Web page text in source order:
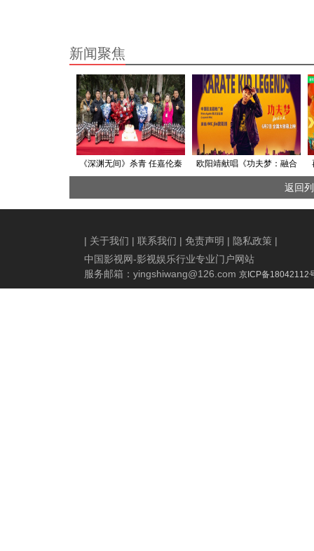
新闻聚焦
《深渊无间》杀青 任嘉伦秦
弈
欧阳靖献唱《功夫梦：融合
之道》中国区主题推广曲 讲
武魂传武道
返回
| 关于我们 | 联系我们 | 免责声明 | 隐私政策 |
中国影视网-影视娱乐行业专业门户网站
服务邮箱： yingshiwang@126.com 京ICP备18042112